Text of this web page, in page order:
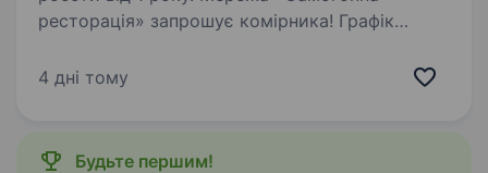
ресторація» запрошує комірника! Графік
грн. за 15 роб.днів. Обов'язки: прийом товарів;
4 дні тому
Будьте першим!